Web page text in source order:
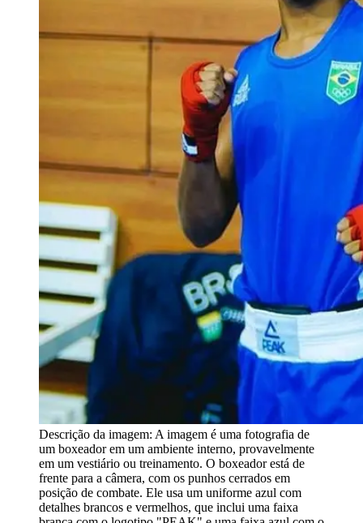
Descrição da imagem: A imagem é uma fotografia de
um boxeador em um ambiente interno, provavelmente
em um vestiário ou treinamento. O boxeador está de
frente para a câmera, com os punhos cerrados em
posição de combate. Ele usa um uniforme azul com
detalhes brancos e vermelhos, que inclui uma faixa